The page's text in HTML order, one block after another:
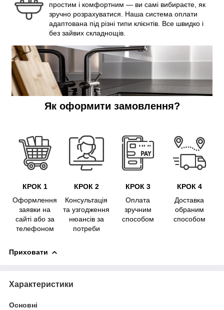
простим і комфортним — ви самі вибираєте, як
зручно розрахуватися. Наша система оплати
адаптована під різні типи клієнтів. Все швидко і
без зайвих складнощів.
Як оформити замовлення?
КРОК 1
Оформлення
заявки на
сайті або за
телефоном
КРОК 2
Консультація
та узгодження
нюансів за
потреби
КРОК 3
Оплата
зручним
способом
КРОК 4
Доставка
обраним
способом
Приховати
Характеристики
Основні